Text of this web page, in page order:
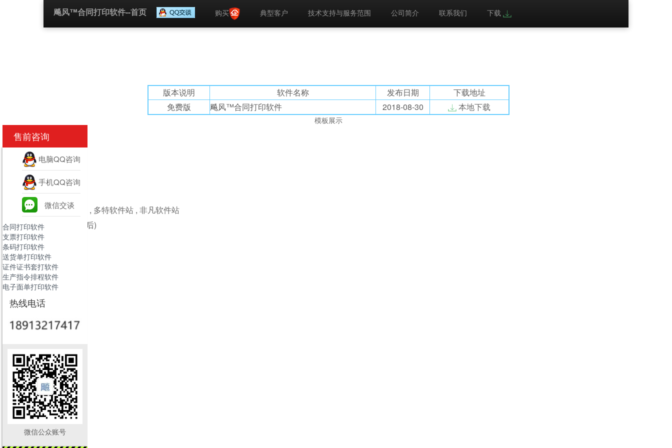
飚风™合同打印软件--首页 购买 典型客户 技术支持与服务范围 公司简介 联系我们 下载
版本说明 软件名称 发布日期
下载地址
免费版
飚风™合同打印软件 2018-08-30 本地下载
模板展示
,华军软件园 , 多特软件站 , 非凡软件站
(排名不分先后)
售前咨询
电脑QQ咨询
手机QQ咨询
微信交谈
合同打印软件
支票打印软件
条码打印软件
送货单打印软件
证件证书套打软件
生产指令排程软件
电子面单打印软件
热线电话
微信公众账号